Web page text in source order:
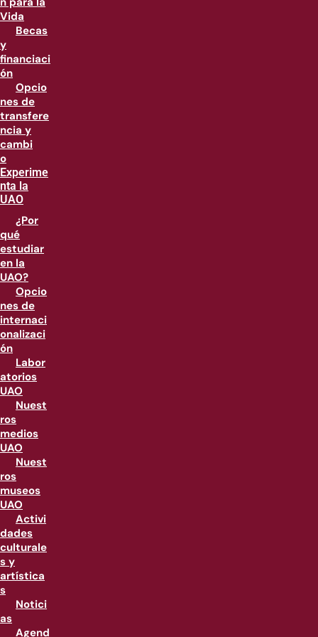
Vida
Becas
y
financiaci
ón
Opcio
nes de
transfere
ncia y
cambi
o
Experime
nta la
UAO
¿Por
qué
estudiar
en la
UAO?
Opcio
nes de
internaci
onalizaci
ón
Labor
atorios
UAO
Nuest
ros
medios
UAO
Nuest
ros
museos
UAO
Activi
dades
culturale
s y
artística
s
Notici
as
Agend